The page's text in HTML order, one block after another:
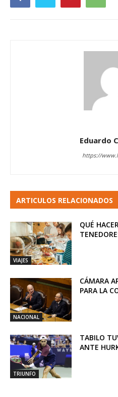
Eduardo
https://
ARTICULOS RELACIONADOS
VIAJES
QUÉ
NACIONAL
CÁMARA
PARA LA
TRIUNFO
TABILO
ANTE